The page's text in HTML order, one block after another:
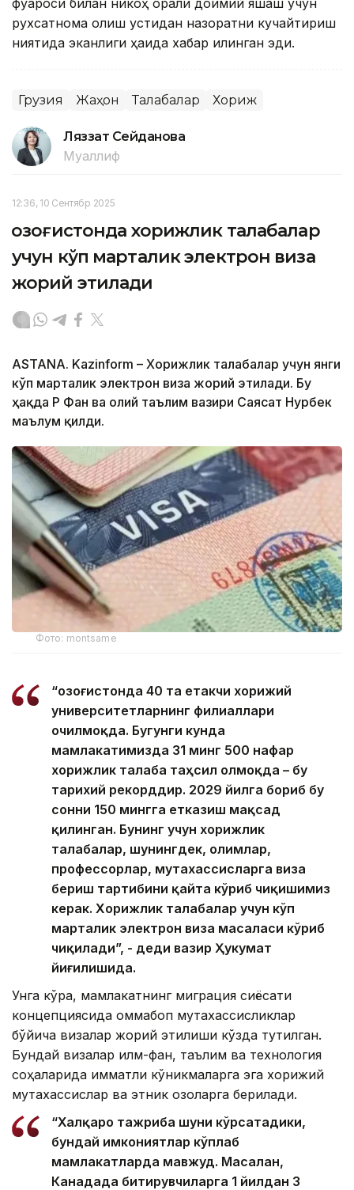
рухсатнома олиш устидан назоратни кучайтириш
ниятида эканлиги ҳақида хабар қилинган эди.
Грузия Жаҳон Талабалар Хориж
Ляззат Сейданова
Муаллиф
12:36, 10 Сентябр 2025
Қозоғистонда хорижлик талабалар
учун кўп марталик электрон виза
жорий этилади
ASTANA. Kazinform – Хорижлик талабалар учун янги
кўп марталик электрон виза жорий этилади. Бу
ҳақда ҚР Фан ва олий таълим вазири Саясат Нурбек
маълум қилди.
Фото: montsame
“Қозоғистонда 40 та етакчи хорижий
университетларнинг филиаллари
очилмоқда. Бугунги кунда
мамлакатимизда 31 минг 500 нафар
хорижлик талаба таҳсил олмоқда – бу
тарихий рекорддир. 2029 йилга бориб бу
сонни 150 мингга етказиш мақсад
қилинган. Бунинг учун хорижлик
талабалар, шунингдек, олимлар,
профессорлар, мутахассисларга виза
бериш тартибини қайта кўриб чиқишимиз
керак. Хорижлик талабалар учун кўп
марталик электрон виза масаласи кўриб
чиқилади”, - деди вазир Ҳукумат
йиғилишида.
Унга кўра, мамлакатнинг миграция сиёсати
концепциясида оммабоп мутахассисликлар
бўйича визалар жорий этилиши кўзда тутилган.
Бундай визалар илм-фан, таълим ва технология
соҳаларида қимматли кўникмаларга эга хорижий
мутахассислар ва этник қозоқларга берилади.
“Халқаро тажриба шуни кўрсатадики,
бундай имкониятлар кўплаб
мамлакатларда мавжуд. Масалан,
Канадада битирувчиларга 1 йилдан 3